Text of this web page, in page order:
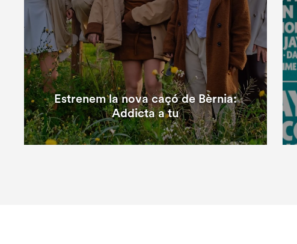
Estrenem la nova caçó de Bèrnia:
Addicta a tu